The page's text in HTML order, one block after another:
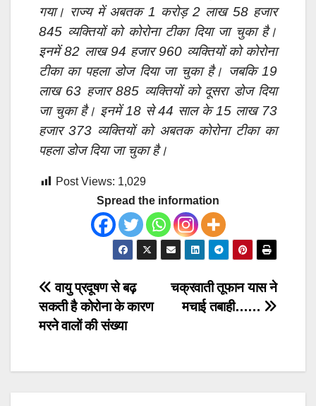
गया। राज्य में अबतक 1 करोड़ 2 लाख 58 हजार
845 व्यक्तियों को कोरोना टीका दिया जा चुका है।
इनमें 82 लाख 94 हजार 960 व्यक्तियों को कोरोना
टीका का पहला डोज दिया जा चुका है। जबकि 19
लाख 63 हजार 885 व्यक्तियों को दूसरा डोज दिया
जा चुका है। इनमें 18 से 44 साल के 15 लाख 73
हजार 373 व्यक्तियों को अबतक कोरोना टीका का
पहला डोज दिया जा चुका है।
Post Views: 1,029
Spread the information
Post
navigation
चक्रवाती तूफान यास ने
मचाई तबाही……
वायु प्रदूषण से बढ़
सकती है कोरोना के कारण
मरने वालों की संख्या